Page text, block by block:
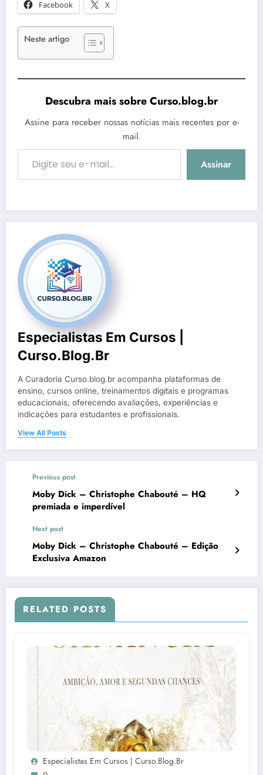
Facebook X
Neste artigo
Descubra mais sobre Curso.blog.br
Assine para receber nossas notícias mais recentes por e-
mail.
Digite seu e-mail…
Assinar
Especialistas Em Cursos |
Curso.blog.br
A Curadoria Curso.blog.br acompanha plataformas de
ensino, cursos online, treinamentos digitais e programas
educacionais, oferecendo avaliações, experiências e
indicações para estudantes e profissionais.
View All Posts
Previous post
Moby Dick – Christophe Chabouté – HQ
premiada e imperdível
Next post
Moby Dick – Christophe Chabouté – Edição
Exclusiva Amazon
RELATED POSTS
Especialistas Em Cursos | Curso.blog.br